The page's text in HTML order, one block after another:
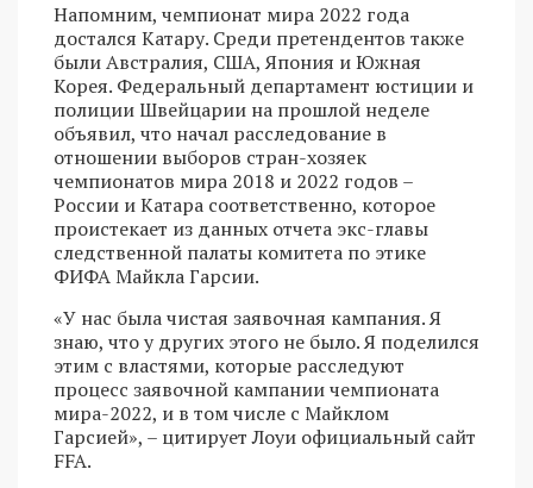
Напомним, чемпионат мира 2022 года
достался Катару. Среди претендентов также
были Австралия, США, Япония и Южная
Корея. Федеральный департамент юстиции и
полиции Швейцарии на прошлой неделе
объявил, что начал расследование в
отношении выборов стран-хозяек
чемпионатов мира 2018 и 2022 годов –
России и Катара соответственно, которое
проистекает из данных отчета экс-главы
следственной палаты комитета по этике
ФИФА Майкла Гарсии.
«У нас была чистая заявочная кампания. Я
знаю, что у других этого не было. Я поделился
этим с властями, которые расследуют
процесс заявочной кампании чемпионата
мира-2022, и в том числе с Майклом
Гарсией», – цитирует Лоуи официальный сайт
FFA.